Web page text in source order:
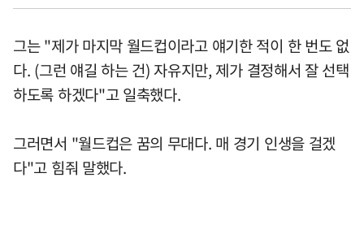
그는 "제가 마지막 월드컵이라고 얘기한 적이 한 번도 없
다. (그런 얘길 하는 건) 자유지만, 제가 결정해서 잘 선택
하도록 하겠다"고 일축했다.
그러면서 "월드컵은 꿈의 무대다. 매 경기 인생을 걸겠
다"고 힘줘 말했다.